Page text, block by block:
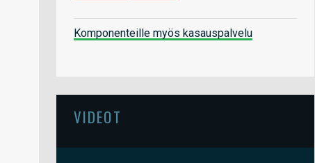
Komponenteille myös kasauspalvelu
VIDEOT